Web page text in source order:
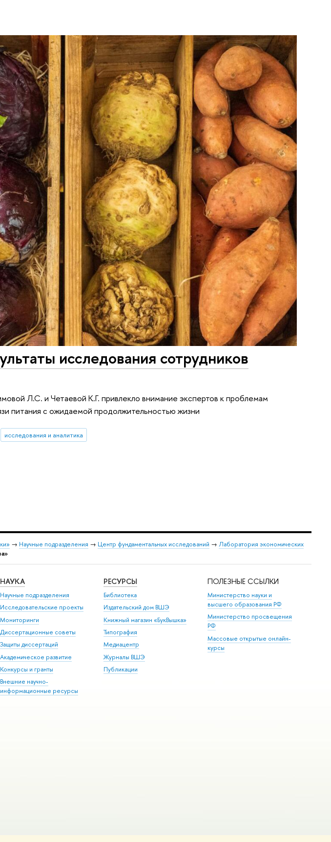
исследования сотрудников
Л.С. и Четаевой К.Г. привлекло внимание экспертов к проблемам
питания с ожидаемой продолжительностью жизни
исследования и аналитика
→ Научные подразделения → Центр фундаментальных исследований → Лаборатория экономических
НАУКА
Научные подразделения
Исследовательские проекты
Мониторинги
Диссертационные советы
Защиты диссертаций
Академическое развитие
Конкурсы и гранты
Внешние научно-
информационные ресурсы
РЕСУРСЫ
Библиотека
Издательский дом ВШЭ
Книжный магазин «БукВышка»
Типография
Медиацентр
Журналы ВШЭ
Публикации
ПОЛЕЗНЫЕ ССЫЛКИ
Министерство науки и
высшего образования РФ
Министерство просвещения
РФ
Массовые открытые онлайн-
курсы